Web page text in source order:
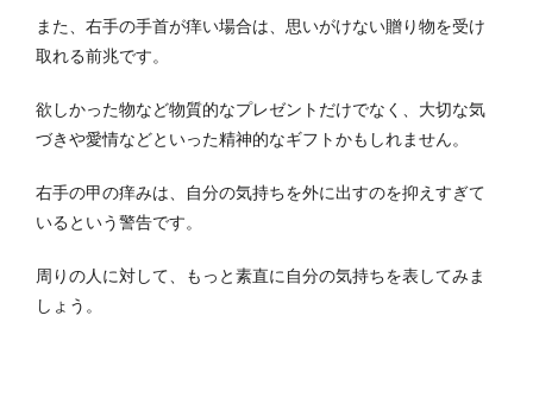
また、右手の手首が痒い場合は、思いがけない贈り物を受け
取れる前兆です。
欲しかった物など物質的なプレゼントだけでなく、大切な気
づきや愛情などといった精神的なギフトかもしれません。
右手の甲の痒みは、自分の気持ちを外に出すのを抑えすぎて
いるという警告です。
周りの人に対して、もっと素直に自分の気持ちを表してみま
しょう。